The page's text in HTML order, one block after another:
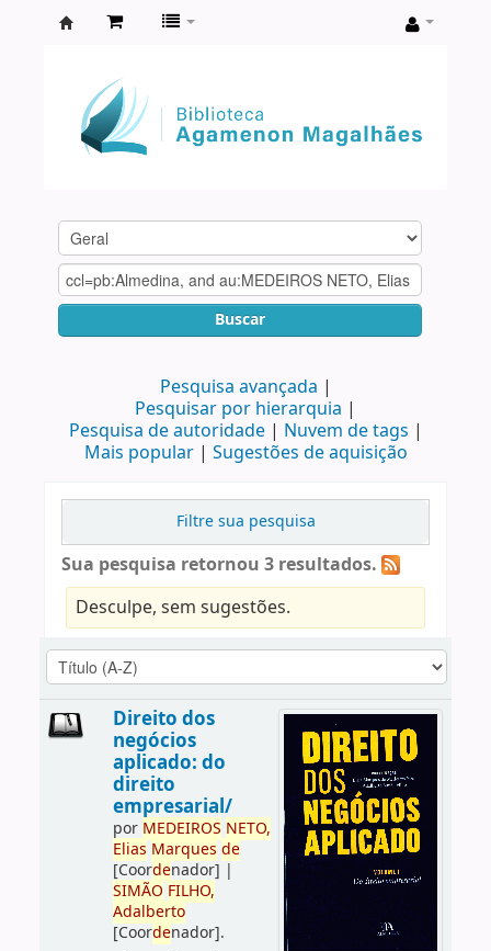
Agamenon
Magalhães
Buscar
Pesquisa avançada
Pesquisar por hierarquia
Pesquisa de autoridade
Nuvem de tags
Mais popular
Sugestões de aquisição
Filtre sua pesquisa
Sua pesquisa retornou 3 resultados.
Desculpe, sem sugestões.
Direito dos
negócios
aplicado: do
direito
empresarial/
por MEDEIROS NETO,
Elias Marques de
[Coordenador] |
SIMÃO FILHO,
Adalberto
[Coordenador].